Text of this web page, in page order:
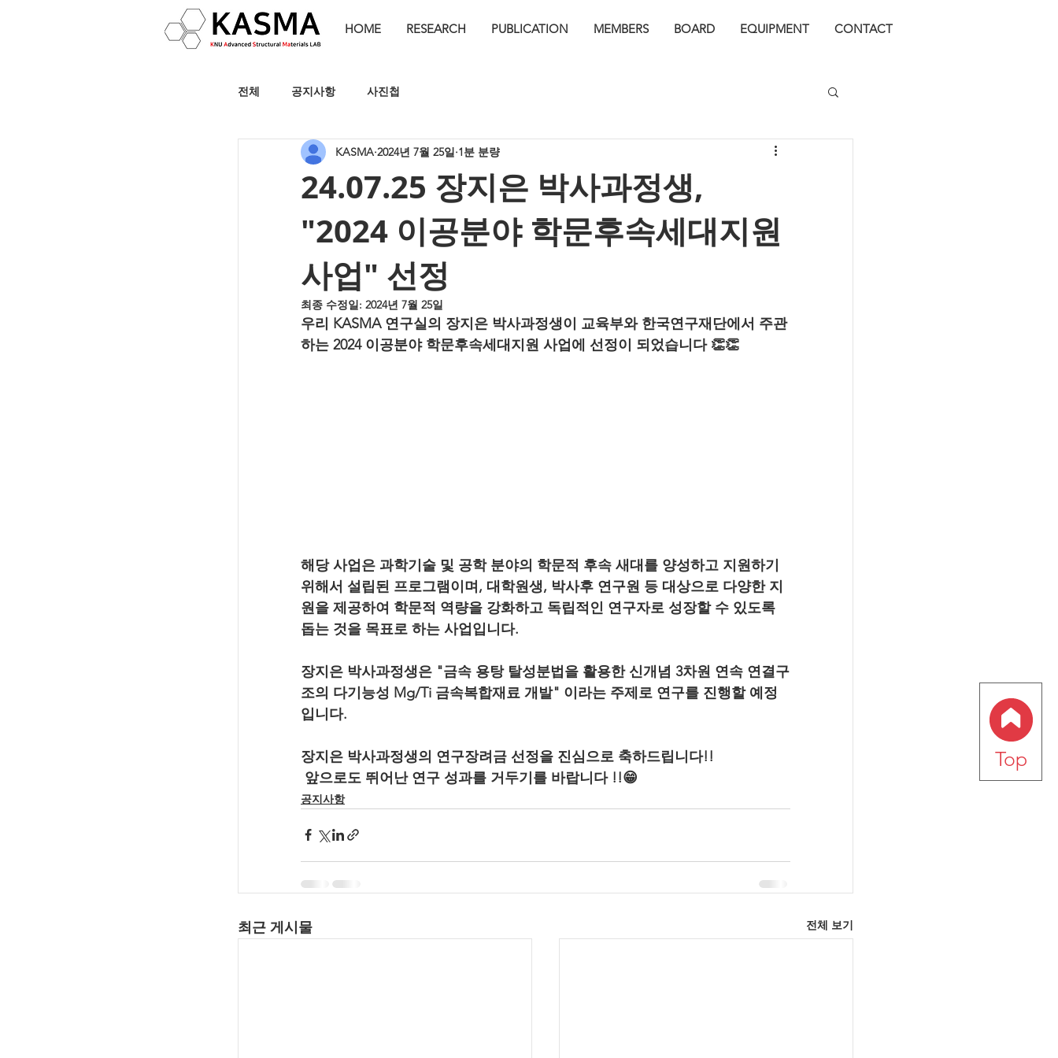
HOME RESEARCH PUBLICATION MEMBERS BOARD EQUIPMENT CONTACT
Top
전체 공지사항 사진첩
24.07.25 장지은 박사과정생,
"2024 이공분야 학문후속세대지원
사업" 선정
KASMA 2024년 7월 25일 1분 분량
최종 수정일: 2024년 7월 25일
우리 KASMA 연구실의 장지은 박사과정생이 교육부와 한국연구재단에서 주관
하는 2024 이공분야 학문후속세대지원 사업에 선정이 되었습니다 👏👏
해당 사업은 과학기술 및 공학 분야의 학문적 후속 새대를 양성하고 지원하기
위해서 설립된 프로그램이며, 대학원생, 박사후 연구원 등 대상으로 다양한 지
원을 제공하여 학문적 역량을 강화하고 독립적인 연구자로 성장할 수 있도록
돕는 것을 목표로 하는 사업입니다.
장지은 박사과정생은 "금속 용탕 탈성분법을 활용한 신개념 3차원 연속 연결구
조의 다기능성 Mg/Ti 금속복합재료 개발" 이라는 주제로 연구를 진행할 예정
입니다.
장지은 박사과정생의 연구장려금 선정을 진심으로 축하드립니다!!
앞으로도 뛰어난 연구 성과를 거두기를 바랍니다 !!😁
공지사항
최근 게시물 전체 보기